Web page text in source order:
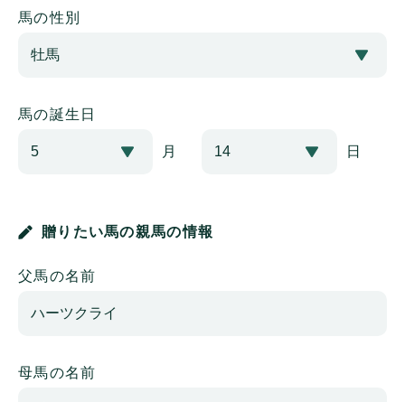
馬の性別
馬の誕生日
月 日
贈りたい馬の親馬の情報
父馬の名前
母馬の名前